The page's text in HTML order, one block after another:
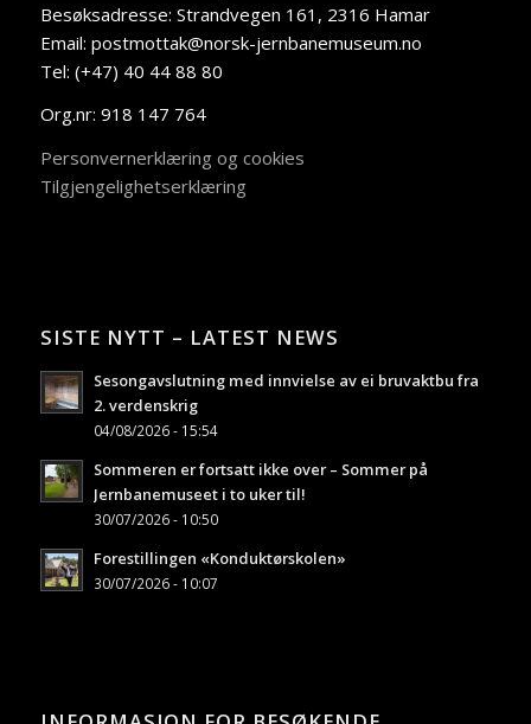
Besøksadresse: Strandvegen 161, 2316 Hamar
Email: postmottak@norsk-jernbanemuseum.no
Tel: (+47) 40 44 88 80
Org.nr: 918 147 764
Personvernerklæring og cookies
Tilgjengelighetserklæring
SISTE NYTT – LATEST NEWS
Sesongavslutning med innvielse av ei bruvaktbu fra
2. verdenskrig
04/08/2026 - 15:54
Sommeren er fortsatt ikke over – Sommer på
Jernbanemuseet i to uker til!
30/07/2026 - 10:50
Forestillingen «Konduktørskolen»
30/07/2026 - 10:07